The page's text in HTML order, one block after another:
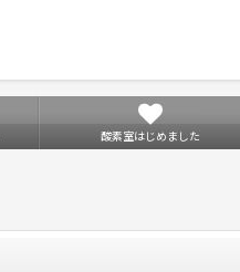
酸素室はじめました